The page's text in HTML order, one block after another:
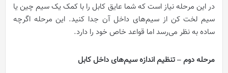
در این مرحله نیاز است که شما عایق کابل را با کمک یک سیم چین یا
سیم لخت کن از سیم‌های داخل آن جدا کنید. این مرحله اگرچه
ساده به نظر می‌رسد اما قواعد خاص خود را دارد.
مرحله دوم – تنظیم اندازه سیم‌های داخل کابل